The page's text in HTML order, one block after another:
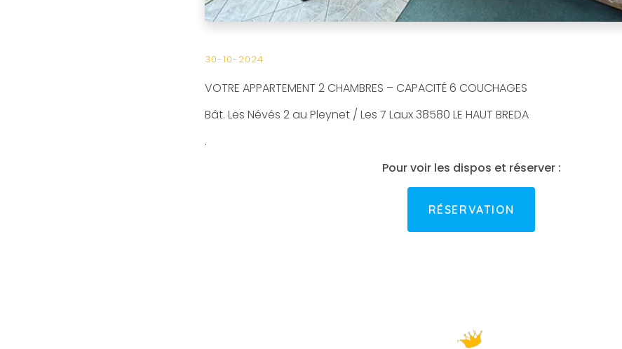
30-10-2024
VOTRE APPARTEMENT 2 CHAMBRES – CAPACITÉ 6 COUCHAGES
Bât. Les Névés 2 au Pleynet / Les 7 Laux 38580 LE HAUT BREDA
.
Pour voir les dispos et réserver :
RÉSERVATION